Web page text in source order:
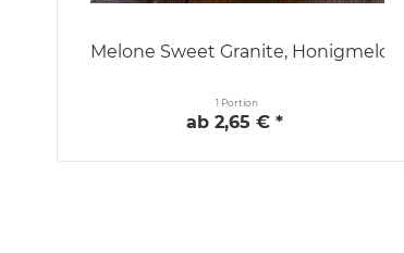
Melone Sweet Granite, Honigmelone
1 Portion
ab 2,65 € *